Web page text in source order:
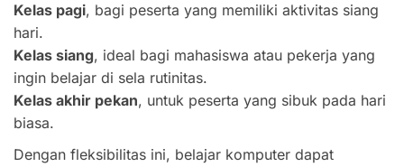
Kelas pagi, bagi peserta yang memiliki aktivitas siang
hari.
Kelas siang, ideal bagi mahasiswa atau pekerja yang
ingin belajar di sela rutinitas.
Kelas akhir pekan, untuk peserta yang sibuk pada hari
biasa.
Dengan fleksibilitas ini, belajar komputer dapat